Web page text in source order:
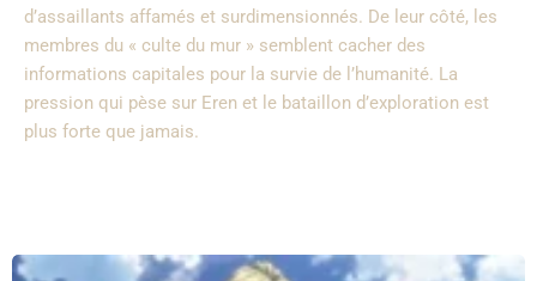
d’assaillants affamés et surdimensionnés. De leur côté, les
membres du « culte du mur » semblent cacher des
informations capitales pour la survie de l’humanité. La
pression qui pèse sur Eren et le bataillon d’exploration est
plus forte que jamais.
Liste des épisodes